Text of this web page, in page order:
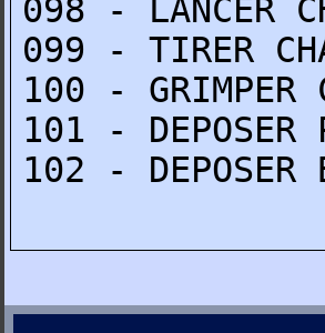
098 - LANCER
099 - TIRER
100 - GRIMPER
101 - DEPOSER
102 - DEPOSER